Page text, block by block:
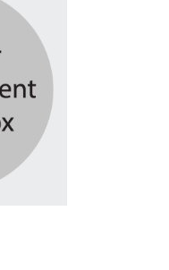
নিরাপত্তা
সংবাদ
টইটুম্বুর
বাড়ছে
ইঞ্চি